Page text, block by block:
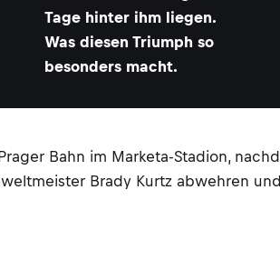
Tage hinter ihm liegen.
Was diesen Triumph so
besonders macht.
Bahn im Marketa-Stadion,
Brady Kurtz abwehren